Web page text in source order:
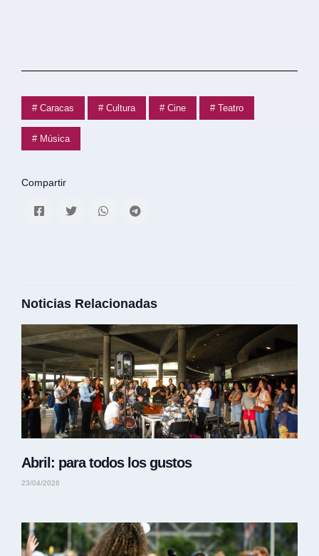
# Caracas # Cultura # Cine # Teatro
# Música
Compartir
Noticias Relacionadas
Abril: para todos los gustos
23/04/2026